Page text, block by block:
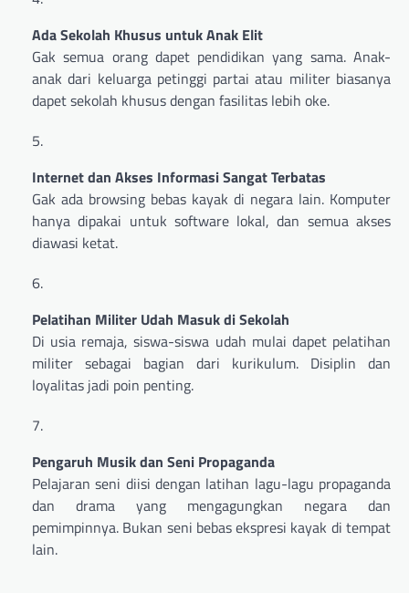
Ada Sekolah Khusus untuk Anak Elit
Gak semua orang dapet pendidikan yang sama. Anak-
anak dari keluarga petinggi partai atau militer biasanya
dapet sekolah khusus dengan fasilitas lebih oke.
Internet dan Akses Informasi Sangat Terbatas
Gak ada browsing bebas kayak di negara lain. Komputer
hanya dipakai untuk software lokal, dan semua akses
diawasi ketat.
Pelatihan Militer Udah Masuk di Sekolah
Di usia remaja, siswa-siswa udah mulai dapet pelatihan
militer sebagai bagian dari kurikulum. Disiplin dan
loyalitas jadi poin penting.
Pengaruh Musik dan Seni Propaganda
Pelajaran seni diisi dengan latihan lagu-lagu propaganda
dan drama yang mengagungkan negara dan
pemimpinnya. Bukan seni bebas ekspresi kayak di tempat
lain.